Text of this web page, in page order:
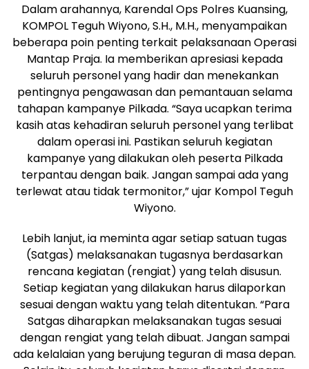
Dalam arahannya, Karendal Ops Polres Kuansing,
KOMPOL Teguh Wiyono, S.H., M.H., menyampaikan
beberapa poin penting terkait pelaksanaan Operasi
Mantap Praja. Ia memberikan apresiasi kepada
seluruh personel yang hadir dan menekankan
pentingnya pengawasan dan pemantauan selama
tahapan kampanye Pilkada. “Saya ucapkan terima
kasih atas kehadiran seluruh personel yang terlibat
dalam operasi ini. Pastikan seluruh kegiatan
kampanye yang dilakukan oleh peserta Pilkada
terpantau dengan baik. Jangan sampai ada yang
terlewat atau tidak termonitor,” ujar Kompol Teguh
Wiyono.
Lebih lanjut, ia meminta agar setiap satuan tugas
(Satgas) melaksanakan tugasnya berdasarkan
rencana kegiatan (rengiat) yang telah disusun.
Setiap kegiatan yang dilakukan harus dilaporkan
sesuai dengan waktu yang telah ditentukan. “Para
Satgas diharapkan melaksanakan tugas sesuai
dengan rengiat yang telah dibuat. Jangan sampai
ada kelalaian yang berujung teguran di masa depan.